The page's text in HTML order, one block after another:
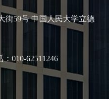
59号 中国人民大学立德
010-62511246